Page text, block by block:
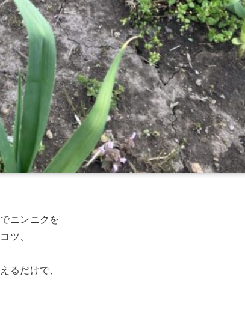
ニンニクを
ツ、
るだけで、